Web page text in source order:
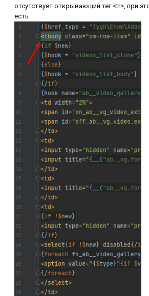
отсутствует открывающий тег <tr>, при
есть